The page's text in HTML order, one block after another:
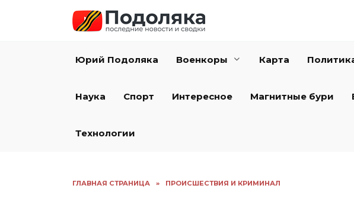
Юрий Подоляка Военкоры Карта
Наука Спорт Интересное Магнитные бури
Технологии
ГЛАВНАЯ СТРАНИЦА » ПРОИСШЕСТВИЯ И КРИМИНАЛ